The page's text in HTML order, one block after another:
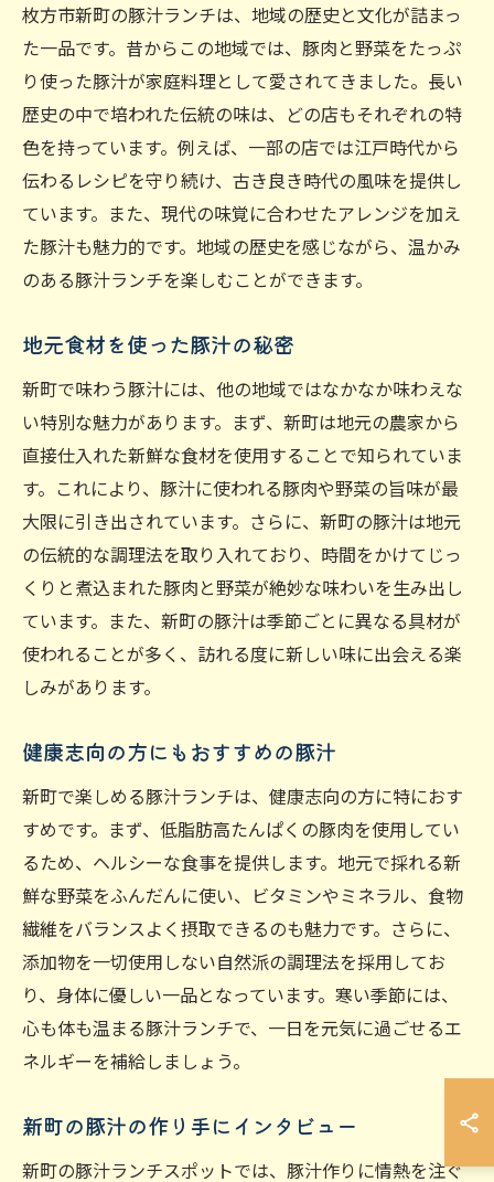
枚方市新町の豚汁ランチは、地域の歴史と文化が詰まっ
た一品です。昔からこの地域では、豚肉と野菜をたっぷ
り使った豚汁が家庭料理として愛されてきました。長い
歴史の中で培われた伝統の味は、どの店もそれぞれの特
色を持っています。例えば、一部の店では江戸時代から
伝わるレシピを守り続け、古き良き時代の風味を提供し
ています。また、現代の味覚に合わせたアレンジを加え
た豚汁も魅力的です。地域の歴史を感じながら、温かみ
のある豚汁ランチを楽しむことができます。
地元食材を使った豚汁の秘密
新町で味わう豚汁には、他の地域ではなかなか味わえな
い特別な魅力があります。まず、新町は地元の農家から
直接仕入れた新鮮な食材を使用することで知られていま
す。これにより、豚汁に使われる豚肉や野菜の旨味が最
大限に引き出されています。さらに、新町の豚汁は地元
の伝統的な調理法を取り入れており、時間をかけてじっ
くりと煮込まれた豚肉と野菜が絶妙な味わいを生み出し
ています。また、新町の豚汁は季節ごとに異なる具材が
使われることが多く、訪れる度に新しい味に出会える楽
しみがあります。
健康志向の方にもおすすめの豚汁
新町で楽しめる豚汁ランチは、健康志向の方に特におす
すめです。まず、低脂肪高たんぱくの豚肉を使用してい
るため、ヘルシーな食事を提供します。地元で採れる新
鮮な野菜をふんだんに使い、ビタミンやミネラル、食物
繊維をバランスよく摂取できるのも魅力です。さらに、
添加物を一切使用しない自然派の調理法を採用してお
り、身体に優しい一品となっています。寒い季節には、
心も体も温まる豚汁ランチで、一日を元気に過ごせるエ
ネルギーを補給しましょう。
新町の豚汁の作り手にインタビュー
新町の豚汁ランチスポットでは、豚汁作りに情熱を注ぐ